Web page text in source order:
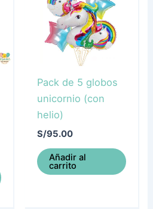
Pack de 5 globos
unicornio (con
helio)
S/95.00
Añadir al
carrito